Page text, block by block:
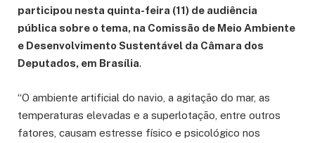
participou nesta quinta-feira (11) de audiência
pública sobre o tema, na Comissão de Meio Ambiente
e Desenvolvimento Sustentável da Câmara dos
Deputados, em Brasília.
“O ambiente artificial do navio, a agitação do mar, as
temperaturas elevadas e a superlotação, entre outros
fatores, causam estresse físico e psicológico nos